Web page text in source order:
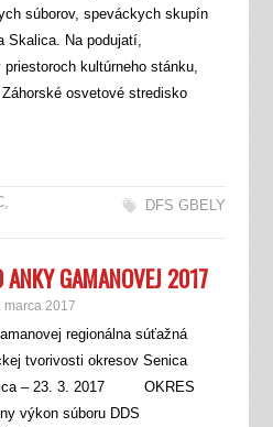
súborov, speváckych skupín
Skalica. Na podujatí,
kultúrneho stánku,
osvetové stredisko
,
DFS GBELY
ANKY GAMANOVEJ 2017
marca 2017
regionálna súťažná
tvorivosti okresov Senica
– 23. 3. 2017 OKRES
výkon súboru DDS